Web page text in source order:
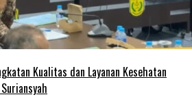
Kualitas dan Layanan Kesehatan